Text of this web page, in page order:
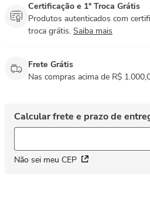
Certificação e 1° Troca Grátis
Produtos autenticados com
troca grátis. Saiba mais
Frete Grátis
Nas compras acima de R$
Não sei meu CEP